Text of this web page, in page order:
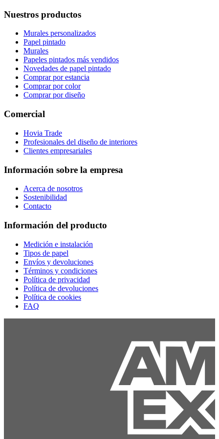
Nuestros productos
Murales personalizados
Papel pintado
Murales
Papeles pintados más vendidos
Novedades de papel pintado
Comprar por estancia
Comprar por color
Comprar por diseño
Comercial
Hovia Trade
Profesionales del diseño de interiores
Clientes empresariales
Información sobre la empresa
Acerca de nosotros
Sostenibilidad
Contacto
Información del producto
Medición e instalación
Tipos de papel
Envíos y devoluciones
Términos y condiciones
Política de privacidad
Política de devoluciones
Política de cookies
FAQ